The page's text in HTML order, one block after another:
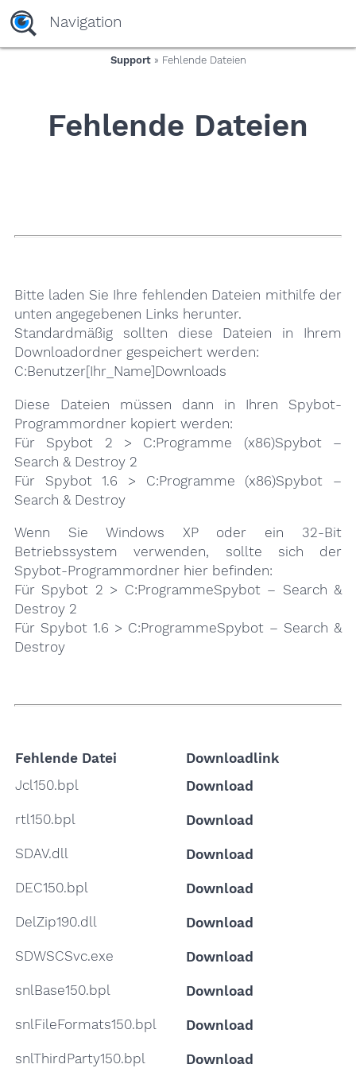
yaaaeag20
Navigation
Support» Fehlende Dateien
Fehlende Dateien
Bitte laden Sie Ihre fehlenden Dateien mithilfe der
unten angegebenen Links herunter.
Standardmäßig sollten diese Dateien in Ihrem
Downloadordner gespeichert werden:
C:Benutzer[Ihr_Name]Downloads
Diese Dateien müssen dann in Ihren Spybot-
Programmordner kopiert werden:
Für Spybot 2 > C:Programme (x86)Spybot –
Search & Destroy 2
Für Spybot 1.6 > C:Programme (x86)Spybot –
Search & Destroy
Wenn Sie Windows XP oder ein 32-Bit
Betriebssystem verwenden, sollte sich der
Spybot-Programmordner hier befinden:
Für Spybot 2 > C:ProgrammeSpybot – Search &
Destroy 2
Für Spybot 1.6 > C:ProgrammeSpybot – Search &
Destroy
Fehlende Datei
Downloadlink
Jcl150.bpl
Download
rtl150.bpl Download
SDAV.dll Download
DEC150.bpl Download
DelZip190.dll Download
SDWSCSvc.exe Download
snlBase150.bpl Download
snlFileFormats150.bpl Download
snlThirdParty150.bpl Download